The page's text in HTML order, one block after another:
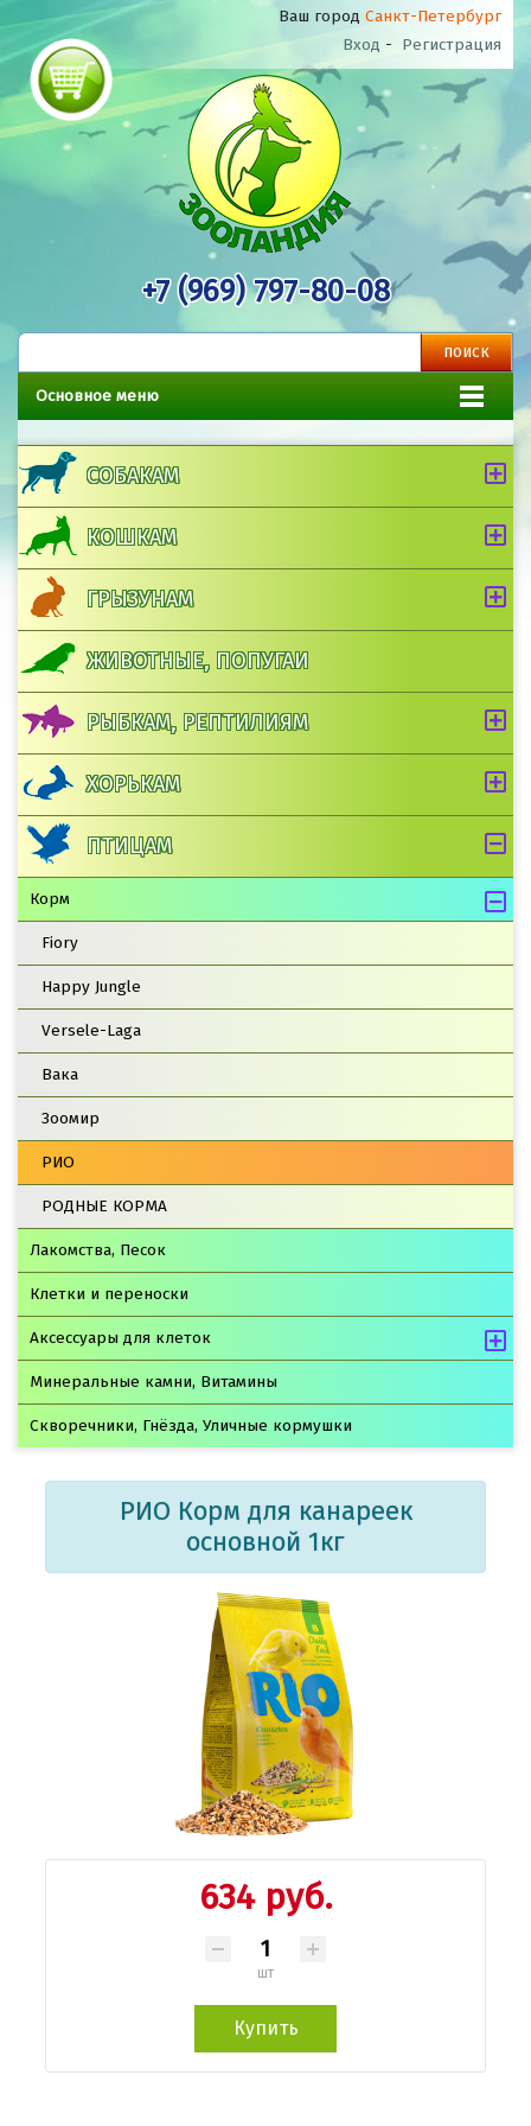
Ваш город Санкт-Петербург
Вход - Регистрация
+7 (969) 797-80-08
Основное меню
СОБАКАМ
КОШКАМ
ГРЫЗУНАМ
ЖИВОТНЫЕ, ПОПУГАИ
РЫБКАМ, РЕПТИЛИЯМ
ХОРЬКАМ
ПТИЦАМ
Корм
Fiory
Happy Jungle
Versele-Laga
Вака
Зоомир
РИО
РОДНЫЕ КОРМА
Лакомства, Песок
Клетки и переноски
Аксессуары для клеток
Минеральные камни, Витамины
Скворечники, Гнёзда, Уличные кормушки
РИО Корм для канареек
основной 1кг
634 руб.
шт
Купить